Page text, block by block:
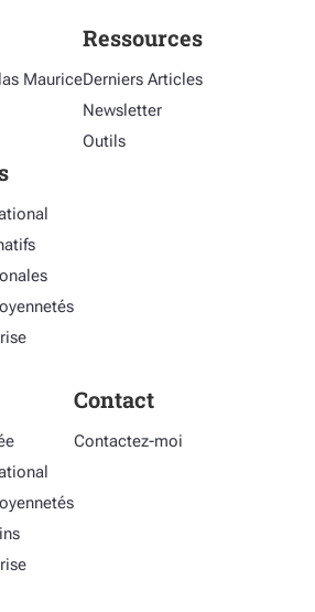
Maurice
Ressources
Derniers Articles
Newsletter
Outils
Contact
Contactez-moi